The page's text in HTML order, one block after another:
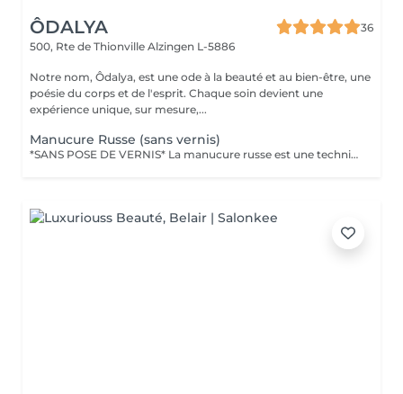
ÔDALYA
36
500, Rte de Thionville Alzingen L-5886
Notre nom, Ôdalya, est une ode à la beauté et au bien-être, une
poésie du corps et de l'esprit. Chaque soin devient une
expérience unique, sur mesure,...
Manucure Russe (sans vernis)
*SANS POSE DE VERNIS* La manucure russe est une technique de précision réalisée avec expertise pour sublimer le contour des ongles. Ce soin approfondi des cuticules est réalisé à l'aide d'embouts spécifiques pour une finition ultra nette. Tout notre matériel est à usage unique et/ou stérilisé pour garantir une hygiène irréprochable durant votre prestation.